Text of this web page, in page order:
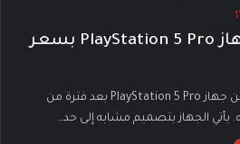
الكشف عن جهاز PlayStation 5 Pro بسعر
أعلنت سوني رسميًا عن جهاز PlayStation 5 Pro بعد فترة من
يأتي الجهاز بتصميم مشابه إلى حد…